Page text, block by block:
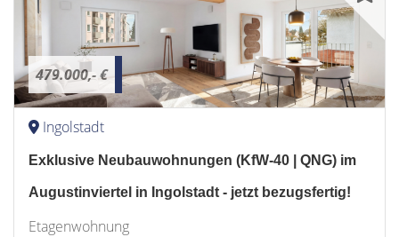
479.000,- €
Ingolstadt
Exklusive Neubauwohnungen (KfW-40 | QNG) im
Augustinviertel in Ingolstadt - jetzt bezugsfertig!
Etagenwohnung